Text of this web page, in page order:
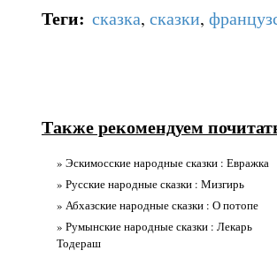
Теги: сказка, сказки,
Также рекомендуем
» Эскимосские народные сказки : Евражка
» Русские народные сказки : Мизгирь
» Абхазские народные сказки : О потопе
» Румынские народные сказки : Лекарь
Тодераш